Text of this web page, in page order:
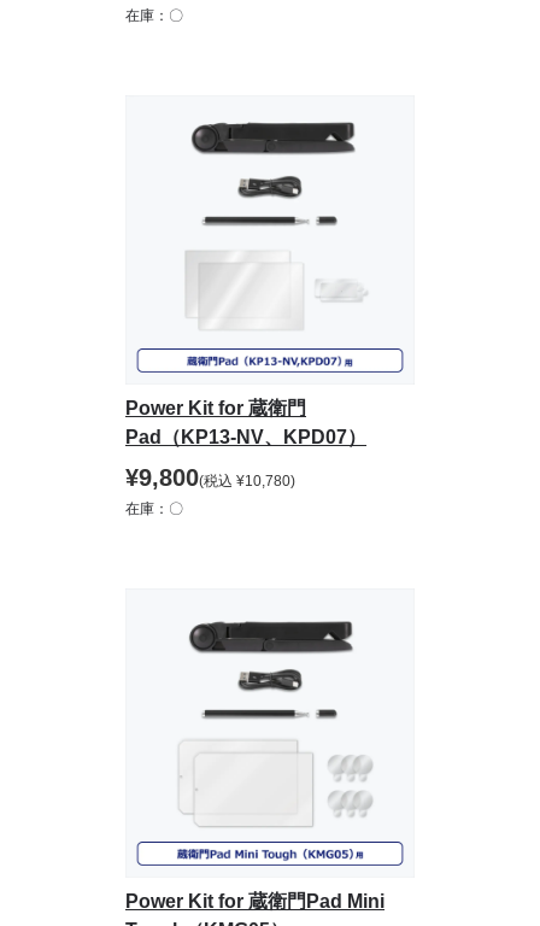
在庫：〇
Power Kit for 蔵衛門
Pad（KP13-NV、KPD07）
¥9,800(税込 ¥10,780)
在庫：〇
Power Kit for 蔵衛門Pad Mini